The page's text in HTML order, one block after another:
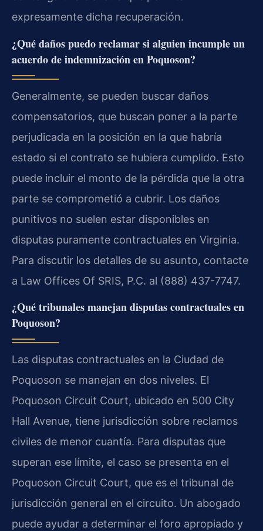
expresamente dicha recuperación.
¿Qué daños puedo reclamar si alguien incumple un
acuerdo de indemnización en Poquoson?
Generalmente, se pueden buscar daños
compensatorios, que buscan poner a la parte
perjudicada en la posición en la que habría
estado si el contrato se hubiera cumplido. Esto
puede incluir el monto de la pérdida que la otra
parte se comprometió a cubrir. Los daños
punitivos no suelen estar disponibles en
disputas puramente contractuales en Virginia.
Para discutir los detalles de su asunto, contacte
a Law Offices Of SRIS, P.C. al (888) 437-7747.
¿Qué tribunales manejan disputas contractuales en
Poquoson?
Las disputas contractuales en la Ciudad de
Poquoson se manejan en dos niveles. El
Poquoson Circuit Court, ubicado en 500 City
Hall Avenue, tiene jurisdicción sobre reclamos
civiles de menor cuantía. Para disputas que
superan ese límite, el caso se presenta en el
Poquoson Circuit Court, que es el tribunal de
jurisdicción general en el circuito. Un abogado
puede ayudar a determinar el foro apropiado y